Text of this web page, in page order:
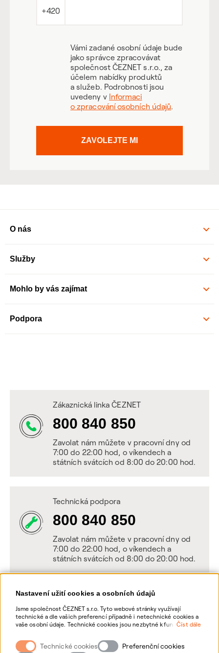
Nastavení užití cookies a osobních údajů
Jsme společnost ČEZNET s.r.o. Tyto webové stránky využívají
technické a dle vašich preferencí případně i netechnické cookies a
vaše osobní údaje. Technické cookies jsou nezbytné k fungování
webové stránky vašim preferencím, k personalizaci reklam a
analytice. Pro sběr a zpracování netechnických cookies a vašich
Číst dále
Technické cookies Preferenční cookies
+420
Vámi zadané osobní údaje bude
jako správce zpracovávat
společnost ČEZNET s.r.o., za
účelem nabídky produktů
a služeb. Podrobnosti jsou
uvedeny v Informaci
o zpracování osobních údajů.
ZAVOLEJTE MI
O nás
Služby
Mohlo by vás zajímat
Podpora
Zákaznická linka ČEZNET
800 840 850
Zavolat nám můžete v pracovní dny od
7:00 do 22:00 hod, o víkendech a
státních svátcích od 8:00 do 20:00 hod.
Technická podpora
800 840 850
Zavolat nám můžete v pracovní dny od
7:00 do 22:00 hod, o víkendech a
státních svátcích od 8:00 do 20:00 hod.
Napište nám
POSLAT VZKAZ
Zanechte nám vzkaz online, my se vám